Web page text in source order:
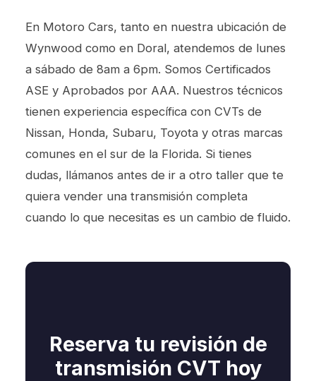
En Motoro Cars, tanto en nuestra ubicación de
Wynwood como en Doral, atendemos de lunes
a sábado de 8am a 6pm. Somos Certificados
ASE y Aprobados por AAA. Nuestros técnicos
tienen experiencia específica con CVTs de
Nissan, Honda, Subaru, Toyota y otras marcas
comunes en el sur de la Florida. Si tienes
dudas, llámanos antes de ir a otro taller que te
quiera vender una transmisión completa
cuando lo que necesitas es un cambio de fluido.
Reserva tu revisión de
transmisión CVT hoy